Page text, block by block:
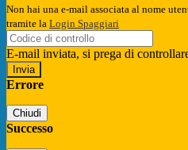
Non hai una e-mail associata al nome
tramite la Login Spaggiari
E-mail inviata, si prega di
Errore
Chiudi
Successo